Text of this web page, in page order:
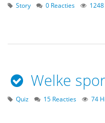
Story 0 Reacties
Welke
Quiz 15 Reacties 74